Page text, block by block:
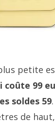
petite
coûte 99
soldes 59
de